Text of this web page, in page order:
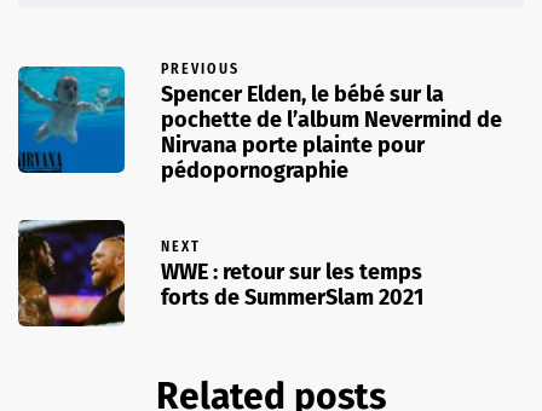
PREVIOUS
Spencer Elden, le bébé sur la
pochette de l’album Nevermind de
Nirvana porte plainte pour
pédopornographie
NEXT
WWE : retour sur les temps
forts de SummerSlam 2021
Related posts